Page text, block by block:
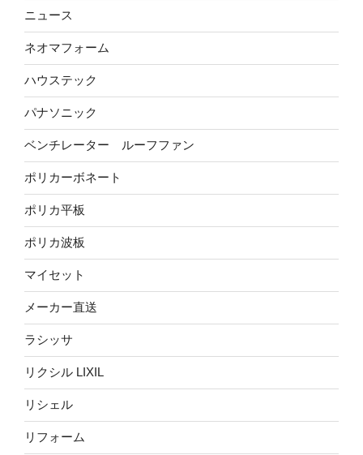
ニュース
ネオマフォーム
ハウステック
パナソニック
ベンチレーター ルーフファン
ポリカーボネート
ポリカ平板
ポリカ波板
マイセット
メーカー直送
ラシッサ
リクシル LIXIL
リシェル
リフォーム